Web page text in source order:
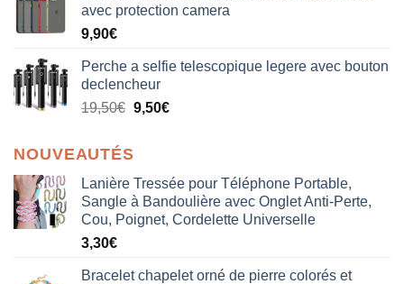
avec protection camera
9,90€
Perche a selfie telescopique legere avec bouton
declencheur
19,50€ 9,50€
NOUVEAUTÉS
Lanière Tressée pour Téléphone Portable,
Sangle à Bandoulière avec Onglet Anti-Perte,
Cou, Poignet, Cordelette Universelle
3,30€
Bracelet chapelet orné de pierre colorés et